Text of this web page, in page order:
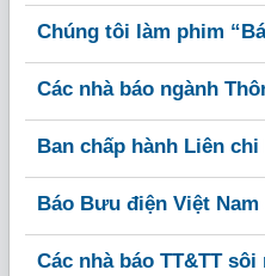
Chúng tôi làm phim
Các nhà báo ngành
Ban chấp hành Liên chi
Báo Bưu điện Việt
Các nhà báo TT&TT